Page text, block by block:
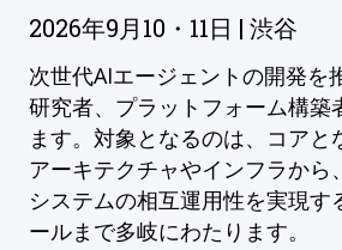
2026年9月10・11日 | 渋谷
次世代AIエージェントの開発を
研究者、プラットフォーム構築
ます。対象となるのは、コアと
アーキテクチャやインフラから
システムの相互運用性を実現す
ールまで多岐にわたります。